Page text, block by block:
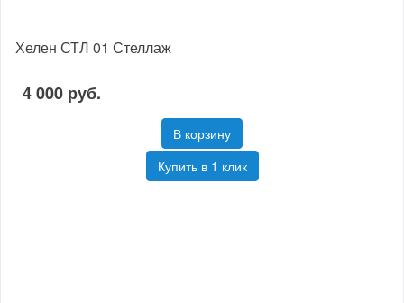
Хелен СТЛ 01 Стеллаж
4 000 руб.
В корзину
Купить в 1 клик